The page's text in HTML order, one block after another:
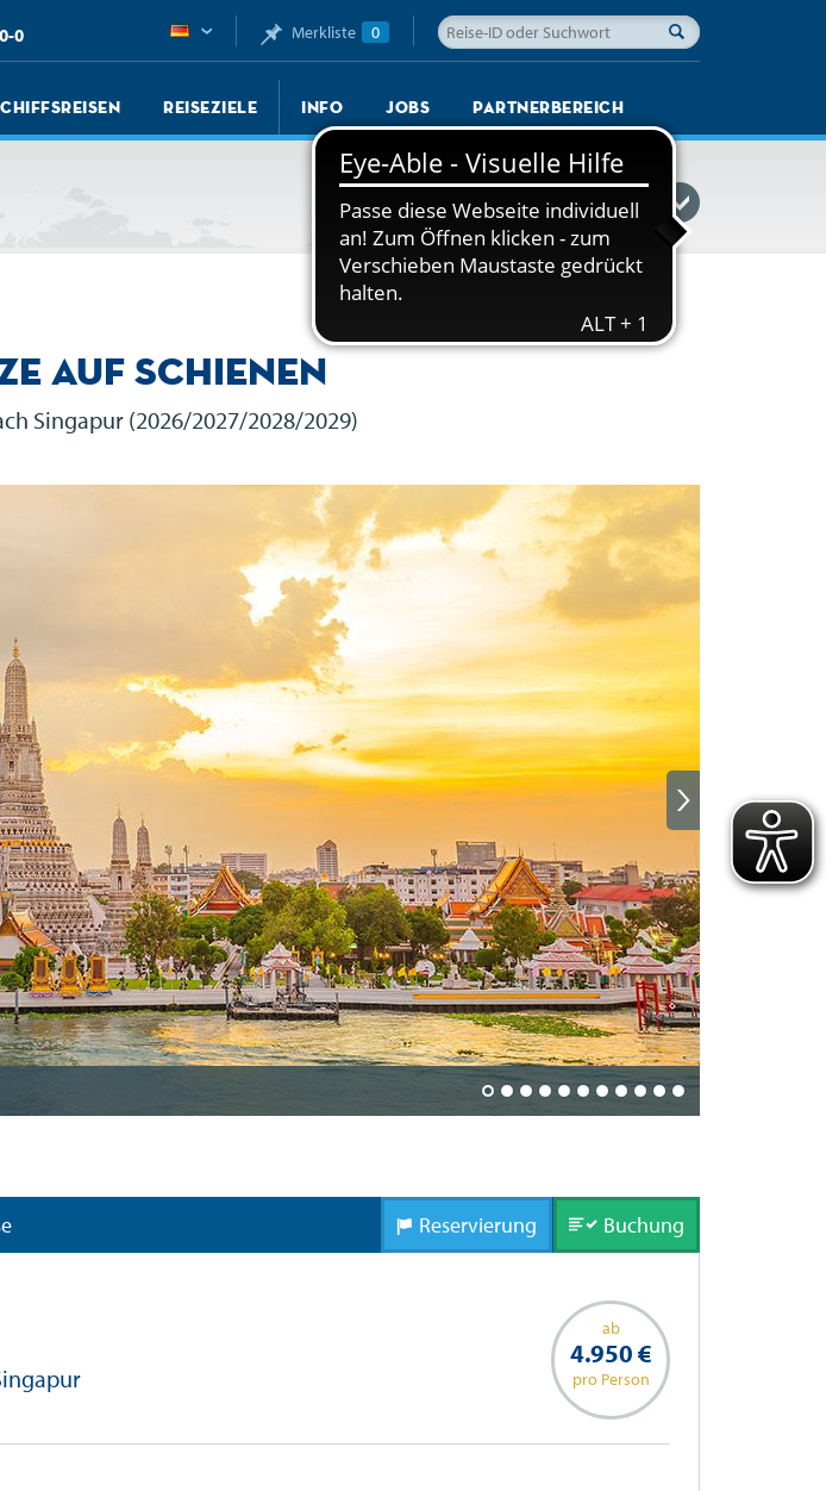
0 Merkliste 0
Reiseziele Info Jobs Partnerbereich
Reisefinder einblenden
auf Schienen
Singapur (2026/2027/2028/2029)
Buchung
Reservierung
ab
4.950 €
pro Person